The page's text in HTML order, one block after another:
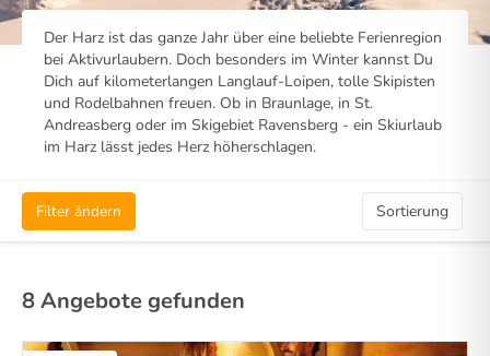
Der Harz ist das ganze Jahr über eine beliebte Ferienregion
bei Aktivurlaubern. Doch besonders im Winter kannst Du
Dich auf kilometerlangen Langlauf-Loipen, tolle Skipisten
und Rodelbahnen freuen. Ob in Braunlage, in St.
Andreasberg oder im Skigebiet Ravensberg - ein Skiurlaub
im Harz lässt jedes Herz höherschlagen.
Filter ändern Sortierung
8 Angebote gefunden